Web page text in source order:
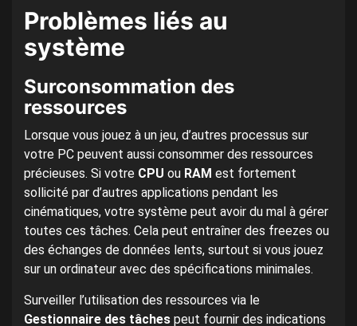
Problèmes liés au
système
Surconsommation des
ressources
Lorsque vous jouez à un jeu, d’autres processus sur
votre PC peuvent aussi consommer des ressources
précieuses. Si votre CPU ou RAM est fortement
sollicité par d’autres applications pendant les
cinématiques, votre système peut avoir du mal à gérer
toutes ces tâches. Cela peut entraîner des freezes ou
des échanges de données lents, surtout si vous jouez
sur un ordinateur avec des spécifications minimales.
Surveiller l’utilisation des ressources via le
Gestionnaire des tâches peut fournir des indications